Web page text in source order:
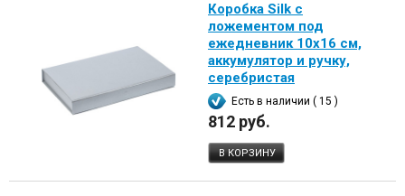
Коробка Silk с
ложементом под
ежедневник 10x16 см,
аккумулятор и ручку,
серебристая
Есть в наличии ( 15 )
812 руб.
В КОРЗИНУ